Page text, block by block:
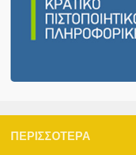
ΠΕΡΙΣΣΌΤΕΡΑ